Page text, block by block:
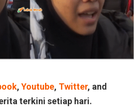
, Youtube, Twitter, and
terkini setiap hari.